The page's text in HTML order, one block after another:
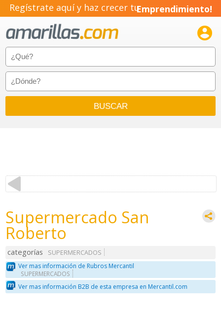
Regístrate aquí y haz crecer tuEmprendimiento!

Supermercado San
Roberto
categorías
SUPERMERCADOS
Ver mas información de Rubros Mercantil
SUPERMERCADOS
Ver mas información B2B de esta empresa en Mercantil.com